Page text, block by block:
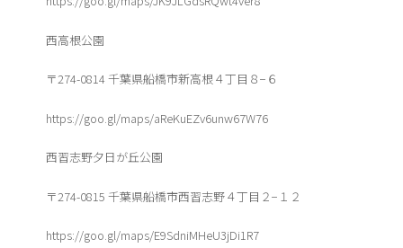
西高根公園
〒274-0814 千葉県船橋市新高根４丁目８−６
https://goo.gl/maps/aReKuEZv6unw67W76
西習志野夕日が丘公園
〒274-0815 千葉県船橋市西習志野４丁目２−１２
https://goo.gl/maps/E9SdniMHeU3jDi1R7